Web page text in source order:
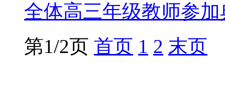
全体高三年级教师参加
第1/2页 首页 1 2 末页